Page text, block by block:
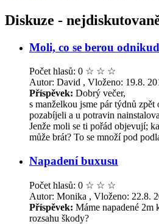
Diskuze -
Moli, co se berou odnikud
Počet hlasů: 0 ☆ ☆ ☆
Autor: David , Vloženo: 19.8.
Příspěvek: Dobrý večer,
s manželkou jsme pár týdnů
pozabíjeli a u potravin
Jenže moli se ti pořád objevují;
může brát? To se množí pod
Napadení buxusu
Počet hlasů: 0 ☆ ☆ ☆
Autor: Monika , Vloženo: 22.8.
Příspěvek: Máme napadené 2m
rozsahu škody?